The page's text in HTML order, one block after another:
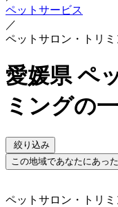
ペットサービス
／
ペットサロン・トリ
愛媛県 ペ
ミングの
絞り込み
この地域であなたにあっ
ペットサロン・トリ